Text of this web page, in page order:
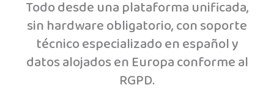
Todo desde una plataforma unificada,
sin hardware obligatorio, con soporte
técnico especializado en español y
datos alojados en Europa conforme al
RGPD.